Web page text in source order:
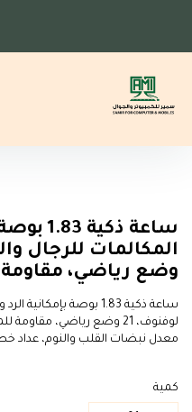
ساعة
وضع رياضي، مقاومة
ساعة ذكية 1.83 بوصة
معدل نبضات القلب والنوم، عداد
كمية